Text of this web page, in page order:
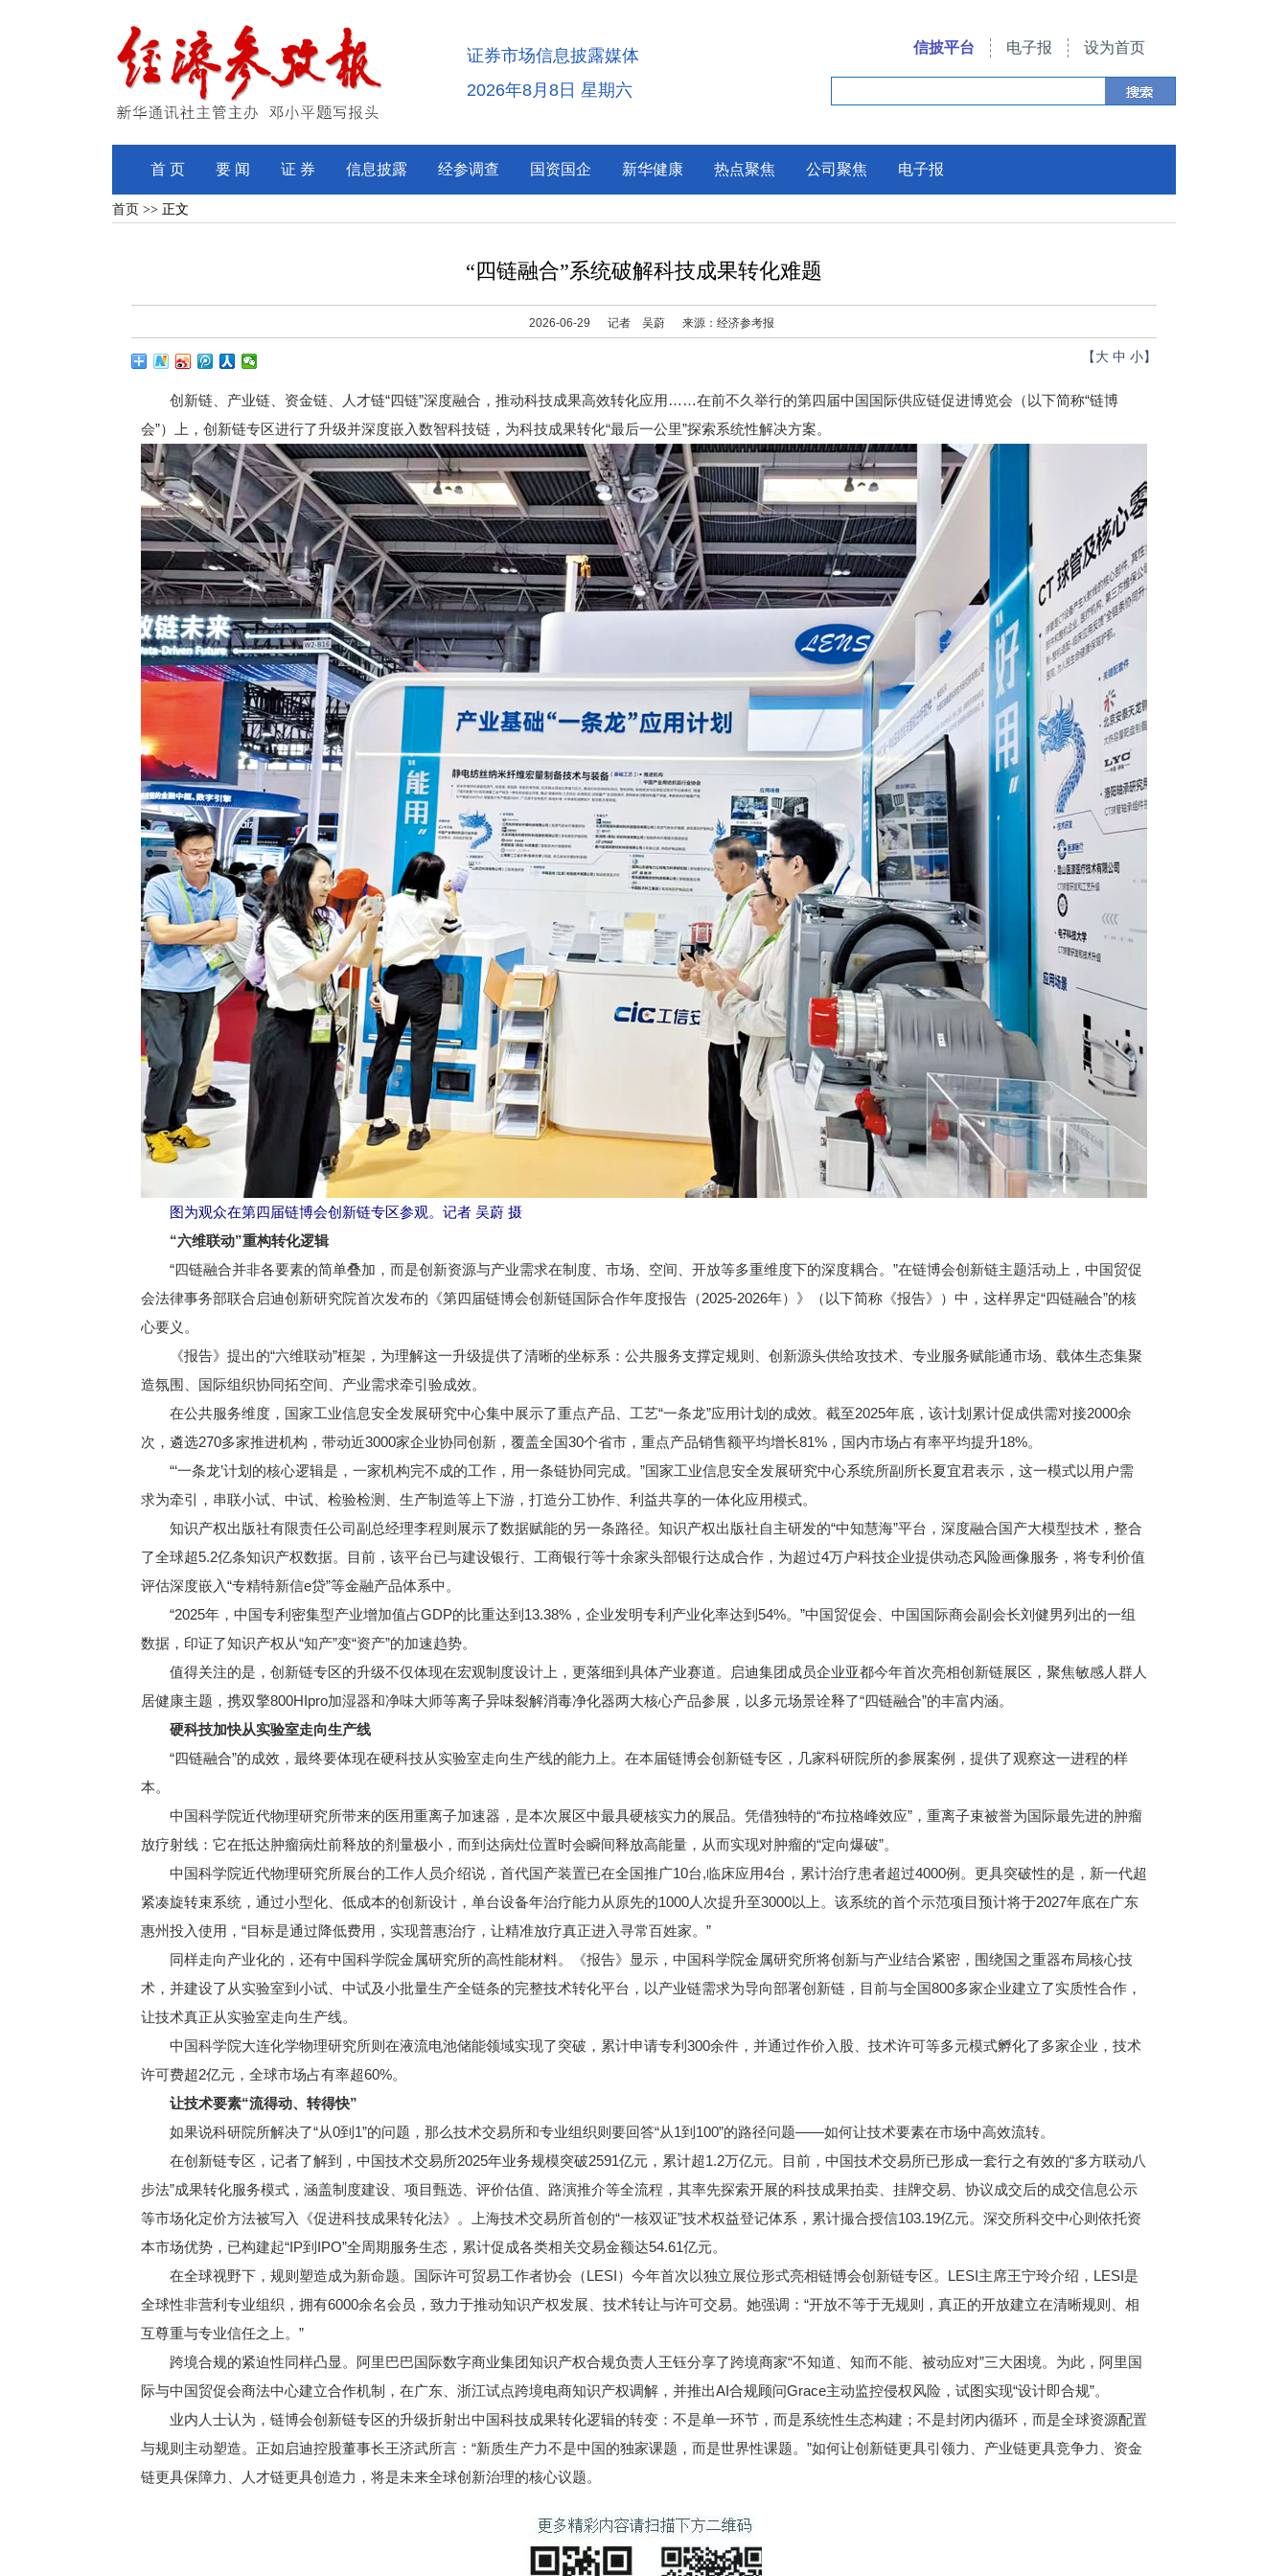
证券市场信息披露媒体
2026年8月8日 星期六
信披平台 电子报 设为首页
首 页 要 闻 证 券 信息披露 经参调查 国资国企 新华健康 热点聚焦 公司聚焦 电子报
首页 >> 正文
“四链融合”系统破解科技成果转化难题
2026-06-29 记者 吴蔚 来源：经济参考报
【 大 中 小】
创新链、产业链、资金链、人才链“四链”深度融合，推动科技成果高效转化应用……在前不久举行的第四届中国国际供应链促进博览会（以下简称“链博
会”）上，创新链专区进行了升级并深度嵌入数智科技链，为科技成果转化“最后一公里”探索系统性解决方案。
图为观众在第四届链博会创新链专区参观。记者 吴蔚 摄
“六维联动”重构转化逻辑
“四链融合并非各要素的简单叠加，而是创新资源与产业需求在制度、市场、空间、开放等多重维度下的深度耦合。”在链博会创新链主题活动上，中国贸促
会法律事务部联合启迪创新研究院首次发布的《第四届链博会创新链国际合作年度报告（2025-2026年）》（以下简称《报告》）中，这样界定“四链融合”的核
心要义。
《报告》提出的“六维联动”框架，为理解这一升级提供了清晰的坐标系：公共服务支撑定规则、创新源头供给攻技术、专业服务赋能通市场、载体生态集聚
造氛围、国际组织协同拓空间、产业需求牵引验成效。
在公共服务维度，国家工业信息安全发展研究中心集中展示了重点产品、工艺“一条龙”应用计划的成效。截至2025年底，该计划累计促成供需对接2000余
次，遴选270多家推进机构，带动近3000家企业协同创新，覆盖全国30个省市，重点产品销售额平均增长81%，国内市场占有率平均提升18%。
“‘一条龙’计划的核心逻辑是，一家机构完不成的工作，用一条链协同完成。”国家工业信息安全发展研究中心系统所副所长夏宜君表示，这一模式以用户需
求为牵引，串联小试、中试、检验检测、生产制造等上下游，打造分工协作、利益共享的一体化应用模式。
知识产权出版社有限责任公司副总经理李程则展示了数据赋能的另一条路径。知识产权出版社自主研发的“中知慧海”平台，深度融合国产大模型技术，整合
了全球超5.2亿条知识产权数据。目前，该平台已与建设银行、工商银行等十余家头部银行达成合作，为超过4万户科技企业提供动态风险画像服务，将专利价值
评估深度嵌入“专精特新信e贷”等金融产品体系中。
“2025年，中国专利密集型产业增加值占GDP的比重达到13.38%，企业发明专利产业化率达到54%。”中国贸促会、中国国际商会副会长刘健男列出的一组
数据，印证了知识产权从“知产”变“资产”的加速趋势。
值得关注的是，创新链专区的升级不仅体现在宏观制度设计上，更落细到具体产业赛道。启迪集团成员企业亚都今年首次亮相创新链展区，聚焦敏感人群人
居健康主题，携双擎800HIpro加湿器和净味大师等离子异味裂解消毒净化器两大核心产品参展，以多元场景诠释了“四链融合”的丰富内涵。
硬科技加快从实验室走向生产线
“四链融合”的成效，最终要体现在硬科技从实验室走向生产线的能力上。在本届链博会创新链专区，几家科研院所的参展案例，提供了观察这一进程的样
本。
中国科学院近代物理研究所带来的医用重离子加速器，是本次展区中最具硬核实力的展品。凭借独特的“布拉格峰效应”，重离子束被誉为国际最先进的肿瘤
放疗射线：它在抵达肿瘤病灶前释放的剂量极小，而到达病灶位置时会瞬间释放高能量，从而实现对肿瘤的“定向爆破”。
中国科学院近代物理研究所展台的工作人员介绍说，首代国产装置已在全国推广10台,临床应用4台，累计治疗患者超过4000例。更具突破性的是，新一代超
紧凑旋转束系统，通过小型化、低成本的创新设计，单台设备年治疗能力从原先的1000人次提升至3000以上。该系统的首个示范项目预计将于2027年底在广东
惠州投入使用，“目标是通过降低费用，实现普惠治疗，让精准放疗真正进入寻常百姓家。”
同样走向产业化的，还有中国科学院金属研究所的高性能材料。《报告》显示，中国科学院金属研究所将创新与产业结合紧密，围绕国之重器布局核心技
术，并建设了从实验室到小试、中试及小批量生产全链条的完整技术转化平台，以产业链需求为导向部署创新链，目前与全国800多家企业建立了实质性合作，
让技术真正从实验室走向生产线。
中国科学院大连化学物理研究所则在液流电池储能领域实现了突破，累计申请专利300余件，并通过作价入股、技术许可等多元模式孵化了多家企业，技术
许可费超2亿元，全球市场占有率超60%。
让技术要素“流得动、转得快”
如果说科研院所解决了“从0到1”的问题，那么技术交易所和专业组织则要回答“从1到100”的路径问题——如何让技术要素在市场中高效流转。
在创新链专区，记者了解到，中国技术交易所2025年业务规模突破2591亿元，累计超1.2万亿元。目前，中国技术交易所已形成一套行之有效的“多方联动八
步法”成果转化服务模式，涵盖制度建设、项目甄选、评价估值、路演推介等全流程，其率先探索开展的科技成果拍卖、挂牌交易、协议成交后的成交信息公示
等市场化定价方法被写入《促进科技成果转化法》。上海技术交易所首创的“一核双证”技术权益登记体系，累计撮合授信103.19亿元。深交所科交中心则依托资
本市场优势，已构建起“IP到IPO”全周期服务生态，累计促成各类相关交易金额达54.61亿元。
在全球视野下，规则塑造成为新命题。国际许可贸易工作者协会（LESI）今年首次以独立展位形式亮相链博会创新链专区。LESI主席王宁玲介绍，LESI是
全球性非营利专业组织，拥有6000余名会员，致力于推动知识产权发展、技术转让与许可交易。她强调：“开放不等于无规则，真正的开放建立在清晰规则、相
互尊重与专业信任之上。”
跨境合规的紧迫性同样凸显。阿里巴巴国际数字商业集团知识产权合规负责人王钰分享了跨境商家“不知道、知而不能、被动应对”三大困境。为此，阿里国
际与中国贸促会商法中心建立合作机制，在广东、浙江试点跨境电商知识产权调解，并推出AI合规顾问Grace主动监控侵权风险，试图实现“设计即合规”。
业内人士认为，链博会创新链专区的升级折射出中国科技成果转化逻辑的转变：不是单一环节，而是系统性生态构建；不是封闭内循环，而是全球资源配置
与规则主动塑造。正如启迪控股董事长王济武所言：“新质生产力不是中国的独家课题，而是世界性课题。”如何让创新链更具引领力、产业链更具竞争力、资金
链更具保障力、人才链更具创造力，将是未来全球创新治理的核心议题。